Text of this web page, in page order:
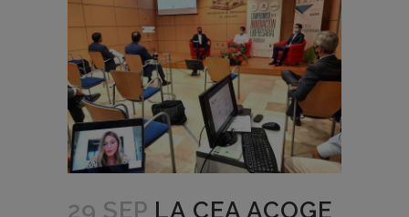
29 SEP LA CEA ACOGE